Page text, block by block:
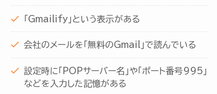
「Gmailify」という表示がある
会社のメールを「無料のGmail」で読んでいる
設定時に「POPサーバー名」や「ポート番号995」
などを入力した記憶がある